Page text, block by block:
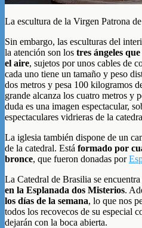
La escultura de la Virgen Patrona
Sin embargo, las esculturas del
la atención son los tres ángeles
el aire, sujetos por unos cables de
cada uno tiene un tamaño y peso
dos metros y pesa 100 kilogramos
grande alcanza los cuatro metros y
duda es una imagen espectacular,
espectaculares vidrieras de la
La iglesia también dispone de un
de la catedral. Está formado por
bronce, que fueron donadas por
La Catedral de Brasilia se
en la Esplanada dos Misterios.
los días de la semana, lo que nos
todos los recovecos de su especial
dejarán con la boca abierta.